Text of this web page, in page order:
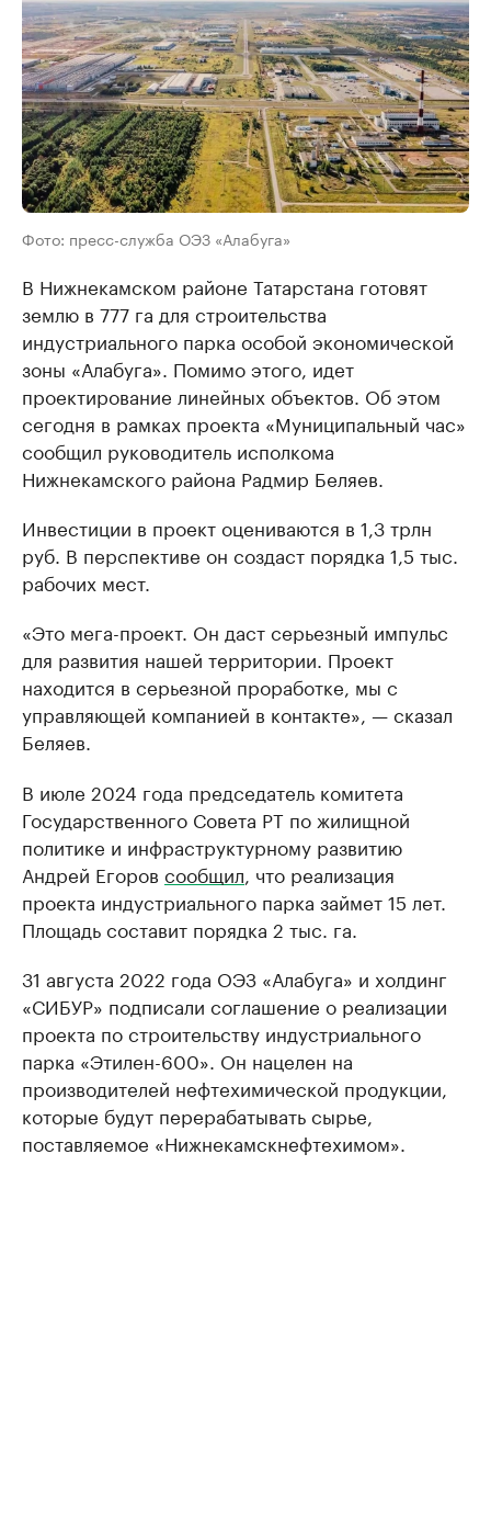
Фото: пресс-служба ОЭЗ «Алабуга»
В Нижнекамском районе Татарстана готовят
землю в 777 га для строительства
индустриального парка особой экономической
зоны «Алабуга». Помимо этого, идет
проектирование линейных объектов. Об этом
сегодня в рамках проекта «Муниципальный час»
сообщил руководитель исполкома
Нижнекамского района Радмир Беляев.
Инвестиции в проект оцениваются в 1,3 трлн
руб. В перспективе он создаст порядка 1,5 тыс.
рабочих мест.
«Это мега-проект. Он даст серьезный импульс
для развития нашей территории. Проект
находится в серьезной проработке, мы с
управляющей компанией в контакте», — сказал
Беляев.
В июле 2024 года председатель комитета
Государственного Совета РТ по жилищной
политике и инфраструктурному развитию
Андрей Егоров сообщил , что реализация
проекта индустриального парка займет 15 лет.
Площадь составит порядка 2 тыс. га.
31 августа 2022 года ОЭЗ «Алабуга» и холдинг
«СИБУР» подписали соглашение о реализации
проекта по строительству индустриального
парка «Этилен-600». Он нацелен на
производителей нефтехимической продукции,
которые будут перерабатывать сырье,
поставляемое «Нижнекамскнефтехимом».